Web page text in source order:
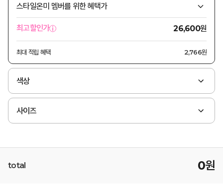
스타일온미 멤버를 위한 혜택가
최고할인가 26,600원
최대 적립 혜택 2,766원
색상
사이즈
total 0원